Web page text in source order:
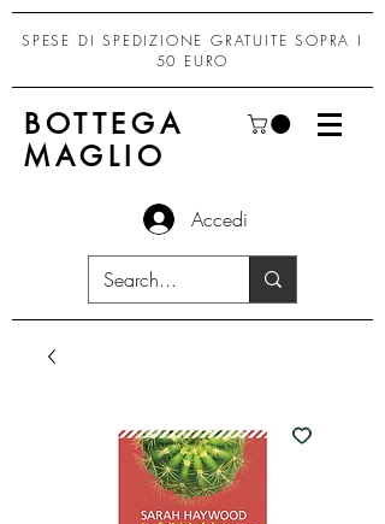
SPESE DI SPEDIZIONE GRATUITE SOPRA I
50 EURO
BOTTEGA
MAGLIO
Accedi